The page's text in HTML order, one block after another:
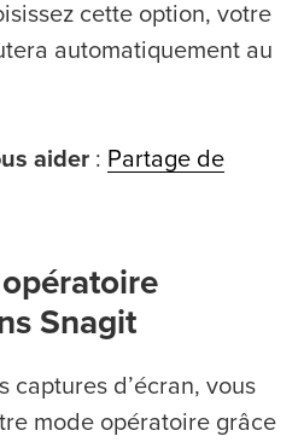
cette option, votre
automatiquement au
aider : Partage de
Snagit
captures d’écran, vous
mode opératoire grâce